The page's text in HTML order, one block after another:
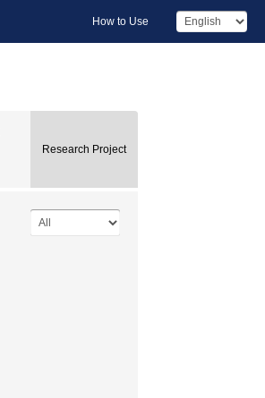
How to Use
Research Project